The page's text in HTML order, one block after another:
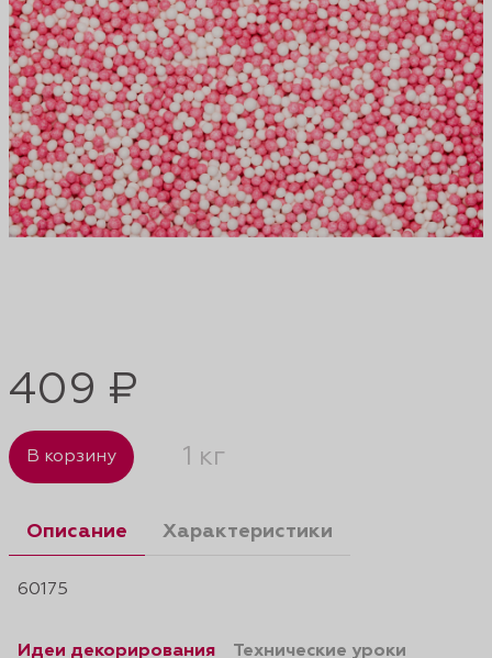
409 ₽
В корзину 1 кг
Описание Характеристики
60175
Идеи декорирования Технические уроки